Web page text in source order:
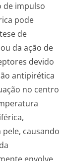
de impulso
pode
de
da ação de
devido
antipirética
no centro
causando